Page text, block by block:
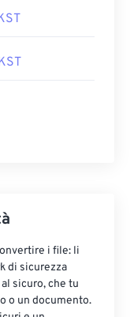
i file: li
di sicurezza
sicuro, che tu
o un documento.